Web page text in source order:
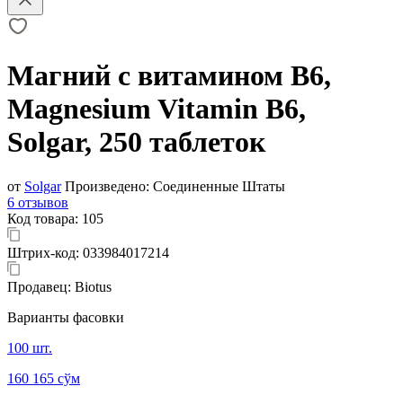
Магний с витамином В6,
Magnesium Vitamin B6,
Solgar, 250 таблеток
от Solgar Произведено: Соединенные Штаты
6 отзывов
Код товара: 105
Штрих-код: 033984017214
Продавец: Biotus
Варианты фасовки
100 шт.
160 165 сўм